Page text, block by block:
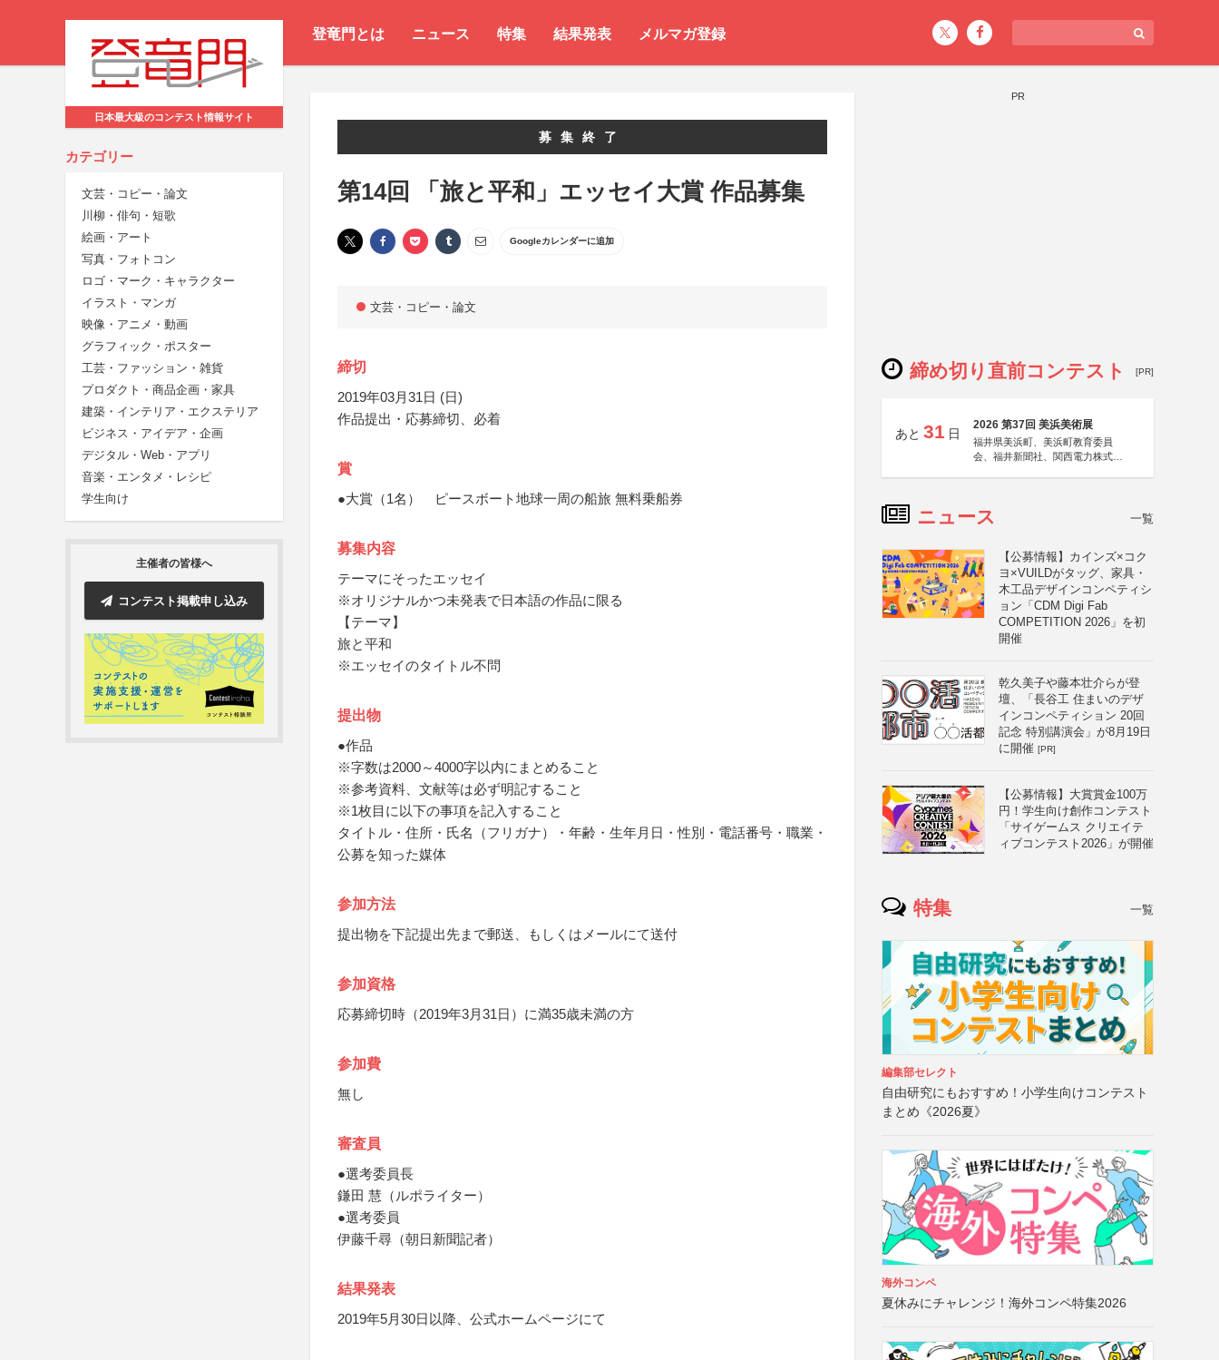
登竜門とは ニュース 特集 結果発表 メルマガ登録
日本最大級のコンテスト情報サイト
カテゴリー
文芸・コピー・論文
川柳・俳句・短歌
絵画・アート
写真・フォトコン
ロゴ・マーク・キャラクター
イラスト・マンガ
映像・アニメ・動画
グラフィック・ポスター
工芸・ファッション・雑貨
プロダクト・商品企画・家具
建築・インテリア・エクステリア
ビジネス・アイデア・企画
デジタル・Web・アプリ
音楽・エンタメ・レシピ
学生向け
主催者の皆様へ
コンテスト掲載申し込み
募集終了
第14回 「旅と平和」エッセイ大賞 作品募集
Googleカレンダーに追加
文芸・コピー・論文
締切
2019年03月31日 (日)
作品提出・応募締切、必着
賞
●大賞（1名） ピースボート地球一周の船旅 無料乗船券
募集内容
テーマにそったエッセイ
※オリジナルかつ未発表で日本語の作品に限る
【テーマ】
旅と平和
※エッセイのタイトル不問
提出物
●作品
※字数は2000～4000字以内にまとめること
※参考資料、文献等は必ず明記すること
※1枚目に以下の事項を記入すること
タイトル・住所・氏名（フリガナ）・年齢・生年月日・性別・電話番号・職業・
公募を知った媒体
参加方法
提出物を下記提出先まで郵送、もしくはメールにて送付
参加資格
応募締切時（2019年3月31日）に満35歳未満の方
参加費
無し
審査員
●選考委員長
鎌田 慧（ルポライター）
●選考委員
伊藤千尋（朝日新聞記者）
結果発表
2019年5月30日以降、公式ホームページにて
PR
締め切り直前コンテスト [PR]
あと 31 日
2026 第37回 美浜美術展
福井県美浜町、美浜町教育委員
会、福井新聞社、関西電力株式会
ニュース 一覧
【公募情報】カインズ×コク
ヨ×VUILDがタッグ、家具・
木工品デザインコンペティシ
ョン「CDM Digi Fab
COMPETITION 2026」を初
開催
乾久美子や藤本壮介らが登
壇、「長谷工 住まいのデザ
インコンペティション 20回
記念 特別講演会」が8月19日
に開催 [PR]
【公募情報】大賞賞金100万
円！学生向け創作コンテスト
「サイゲームス クリエイテ
ィブコンテスト2026」が開催
特集 一覧
編集部セレクト
自由研究にもおすすめ！小学生向けコンテスト
まとめ《2026夏》
海外コンペ
夏休みにチャレンジ！海外コンペ特集2026